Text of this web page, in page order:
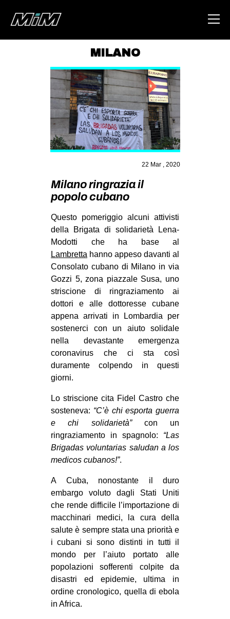
ABOUT
AREA
DEGENERAZIONE
GAZA FREESTYLE
CSOA LAMBRETTA
MSM
STUDENTI TSUNAMI
ZAM
MOBILITAZIONI
SPAZI
SPORT POPOLARE
AMBIENTE
ANTIFASCISMO
DIRITTO ALL’ABITARE
MIGRAZIONI
PRECARIATO
REPRESSIONE
STUDENTI
ARTE
CINEMA
MANIFESTI
MUSICA
RECENSIONI
INTERNAZIONALE
AFRICA
MILANO
22 Mar , 2020
Milano ringrazia il
popolo cubano
Questo pomeriggio alcuni attivisti
della Brigata di solidarietà Lena-
Modotti che ha base al
Lambretta hanno appeso davanti al
Consolato cubano di Milano in via
Gozzi 5, zona piazzale Susa, uno
striscione di ringraziamento ai
dottori e alle dottoresse cubane
appena arrivati in Lombardia per
sostenerci con un aiuto solidale
nella devastante emergenza
coronavirus che ci sta così
duramente colpendo in questi
giorni.
Lo striscione cita Fidel Castro che
sosteneva: “C’è chi esporta guerra
e chi solidarietà”con un
ringraziamento in spagnolo: “Las
Brigadas voluntarias saludan a los
medicos cubanos!”.
A Cuba, nonostante il duro
embargo voluto dagli Stati Uniti
che rende difficile l’importazione di
macchinari medici, la cura della
salute è sempre stata una priorità e
i cubani si sono distinti in tutti il
mondo per l’aiuto portato alle
popolazioni sofferenti colpite da
disastri ed epidemie, ultima in
ordine cronologico, quella di ebola
in Africa.